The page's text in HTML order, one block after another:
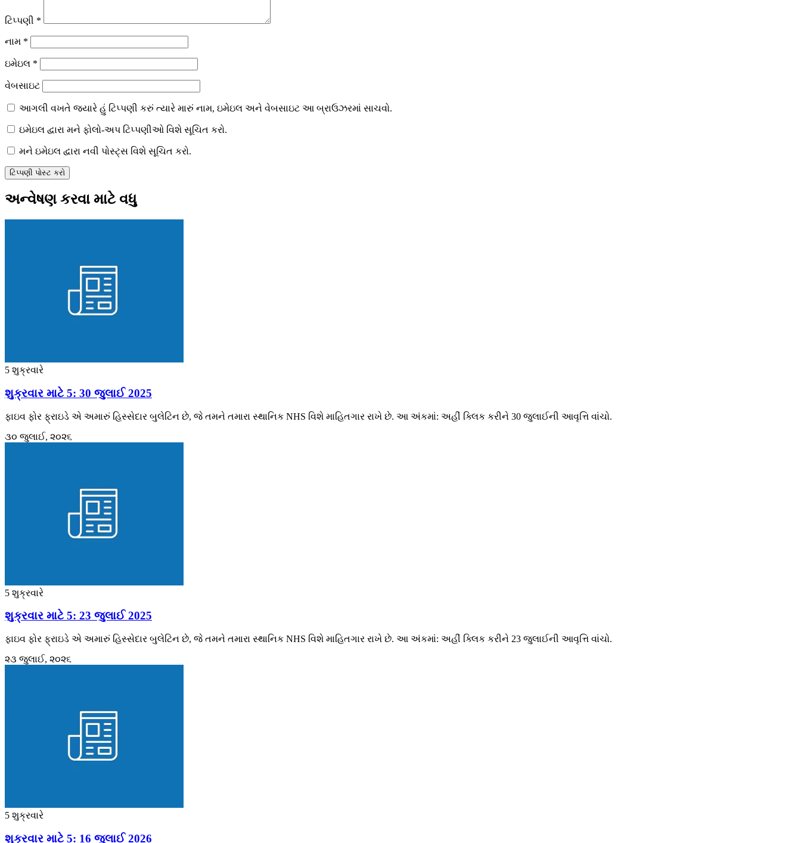
ટિપ્પણી *
નામ *
ઇમેઇલ *
વેબસાઇટ
આગલી વખતે જ્યારે હું ટિપ્પણી કરું ત્યારે મારું નામ, ઇમેઇલ અને વેબસાઇટ આ બ્રાઉઝરમાં સાચવો.
ઇમેઇલ દ્વારા મને ફોલો-અપ ટિપ્પણીઓ વિશે સૂચિત કરો.
મને ઇમેઇલ દ્વારા નવી પોસ્ટ્સ વિશે સૂચિત કરો.
અન્વેષણ કરવા માટે વધુ
5 શુક્રવારે
શુક્રવાર માટે 5: 30 જુલાઈ 2025
ફાઇવ ફોર ફ્રાઇડે એ અમારું હિસ્સેદાર બુલેટિન છે, જે તમને તમારા સ્થાનિક NHS વિશે માહિતગાર રાખે છે. આ અંકમાં: અહીં ક્લિક કરીને 30 જુલાઈની આવૃત્તિ વાંચો.
૩૦ જુલાઈ, ૨૦૨૬
5 શુક્રવારે
શુક્રવાર માટે 5: 23 જુલાઈ 2025
ફાઇવ ફોર ફ્રાઇડે એ અમારું હિસ્સેદાર બુલેટિન છે, જે તમને તમારા સ્થાનિક NHS વિશે માહિતગાર રાખે છે. આ અંકમાં: અહીં ક્લિક કરીને 23 જુલાઈની આવૃત્તિ વાંચો.
૨૩ જુલાઈ, ૨૦૨૬
5 શુક્રવારે
શુક્રવાર માટે 5: 16 જુલાઈ 2026